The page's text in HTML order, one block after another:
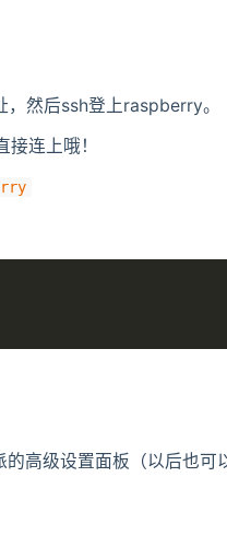
然后ssh登上raspberry。
连上哦！
高级设置面板（以后也可